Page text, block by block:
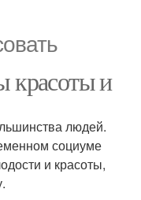
красоты и
людей.
социуме
и красоты,